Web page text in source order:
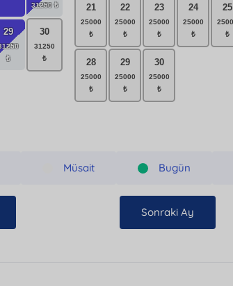
29 30
21 22 23 24 25
28 29 30
Müsait Bugün
Sonraki Ay